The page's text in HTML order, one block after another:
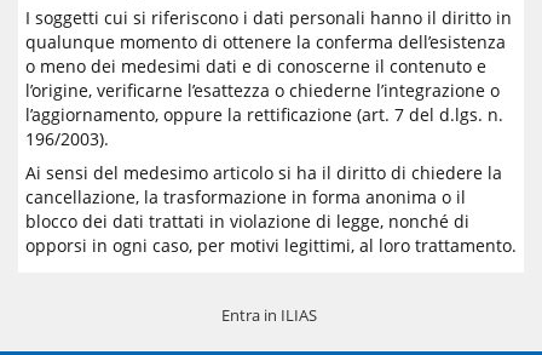
I soggetti cui si riferiscono i dati personali hanno il diritto in
qualunque momento di ottenere la conferma dell’esistenza
o meno dei medesimi dati e di conoscerne il contenuto e
l’origine, verificarne l’esattezza o chiederne l’integrazione o
l’aggiornamento, oppure la rettificazione (art. 7 del d.lgs. n.
196/2003).
Ai sensi del medesimo articolo si ha il diritto di chiedere la
cancellazione, la trasformazione in forma anonima o il
blocco dei dati trattati in violazione di legge, nonché di
opporsi in ogni caso, per motivi legittimi, al loro trattamento.
Entra in ILIAS